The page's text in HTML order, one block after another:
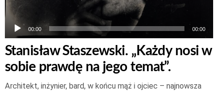
00:00 00:00
Stanisław Staszewski. „Każdy nosi w
sobie prawdę na jego temat”.
Architekt, inżynier, bard, w końcu mąż i ojciec – najnowsza